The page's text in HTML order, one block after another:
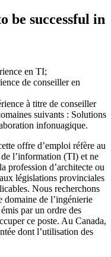
be successful in
en TI;
de conseiller en
à titre de conseiller
suivants : Solutions
infonuagique.
offre d’emploi réfère au
l’information (TI) et ne
profession d’architecte ou
législations provinciales
Nous recherchons
domaine de l’ingénierie
par un ordre des
ce poste. Au Canada,
dont l’utilisation des